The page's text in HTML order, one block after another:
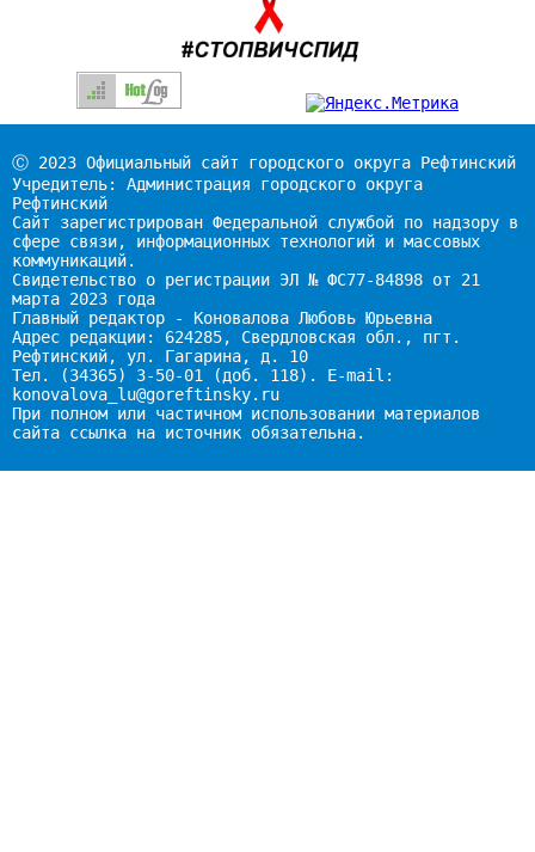
Ⓒ 2023 Официальный сайт городского округа Рефтинский
Учредитель: Администрация городского округа
Рефтинский
Сайт зарегистрирован Федеральной службой по надзору в
сфере связи, информационных технологий и массовых
коммуникаций.
Свидетельство о регистрации ЭЛ № ФС77-84898 от 21
марта 2023 года
Главный редактор - Коновалова Любовь Юрьевна
Адрес редакции: 624285, Свердловская обл., пгт.
Рефтинский, ул. Гагарина, д. 10
Тел. (34365) 3-50-01 (доб. 118). E-mail:
konovalova_lu@goreftinsky.ru
При полном или частичном использовании материалов
сайта ссылка на источник обязательна.